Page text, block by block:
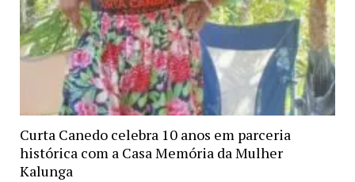
Curta Canedo celebra 10 anos em parceria
histórica com a Casa Memória da Mulher
Kalunga